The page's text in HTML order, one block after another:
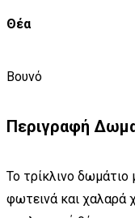
Θέα
Βουνό
Περιγραφή
Το τρίκλινο δωμάτιο
φωτεινά και χαλαρά